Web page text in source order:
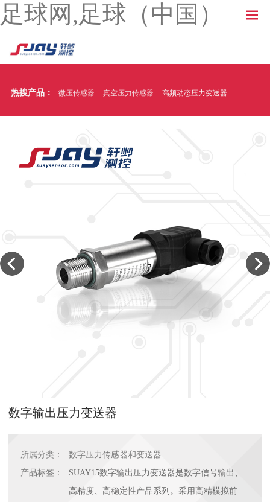
足球网,足球（中国）
热搜产品： 微压传感器 真空压力传感器 高频动态压力变送器 温压一体
数字输出压力变送器
所属分类：
数字压力传感器和变送器
产品标签：
SUAY15数字输出压力变送器是数字信号输出、
高精度、高稳定性产品系列。采用高精模拟前